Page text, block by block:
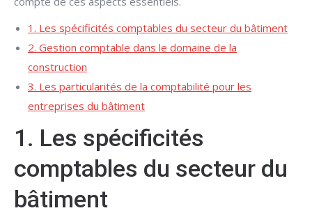
1. Les spécificités comptables du secteur du bâtiment
2. Gestion comptable dans le domaine de la
construction
3. Les particularités de la comptabilité pour les
entreprises du bâtiment
1. Les spécificités
comptables du secteur du
bâtiment